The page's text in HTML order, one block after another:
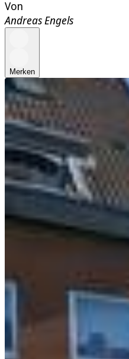
Von
Andreas Engels
Merken